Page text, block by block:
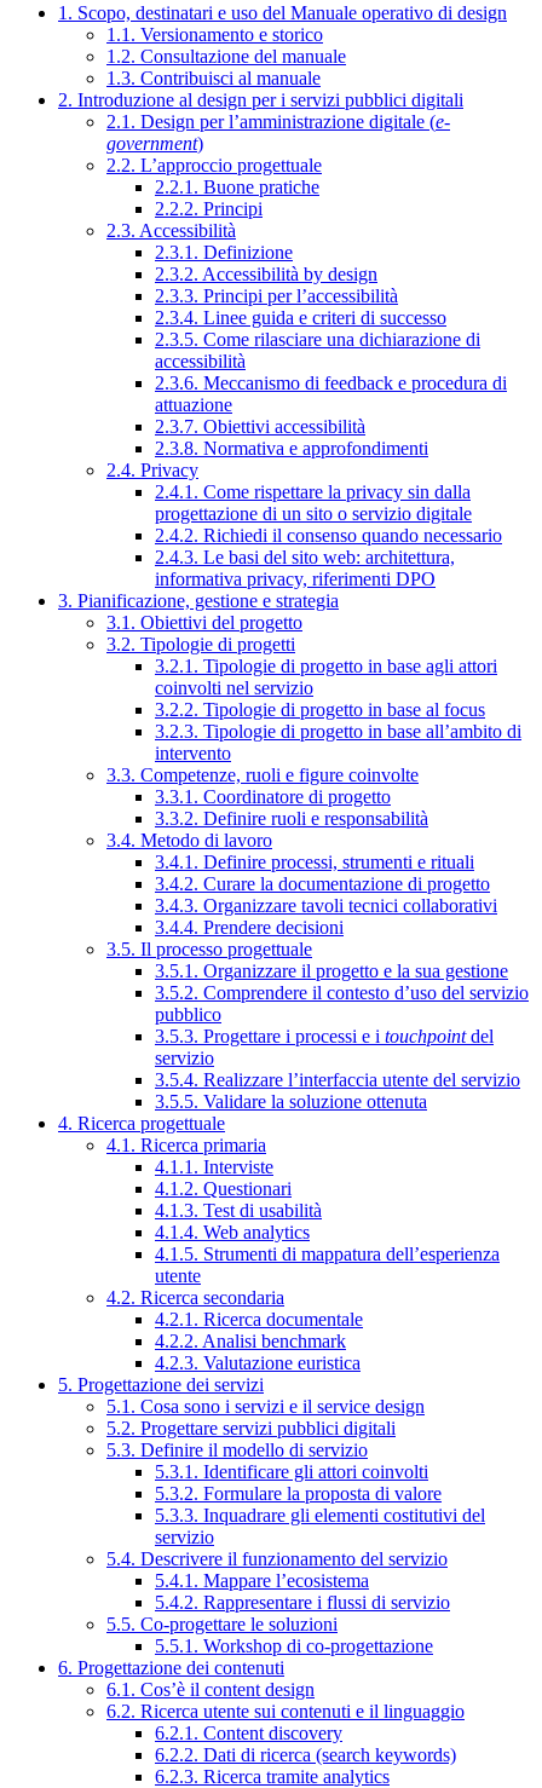
1. Scopo, destinatari e uso del Manuale operativo di design
1.1. Versionamento e storico
1.2. Consultazione del manuale
1.3. Contribuisci al manuale
2. Introduzione al design per i servizi pubblici digitali
2.1. Design per l’amministrazione digitale (e-
government)
2.2. L’approccio progettuale
2.2.1. Buone pratiche
2.2.2. Principi
2.3. Accessibilità
2.3.1. Definizione
2.3.2. Accessibilità by design
2.3.3. Principi per l’accessibilità
2.3.4. Linee guida e criteri di successo
2.3.5. Come rilasciare una dichiarazione di
accessibilità
2.3.6. Meccanismo di feedback e procedura di
attuazione
2.3.7. Obiettivi accessibilità
2.3.8. Normativa e approfondimenti
2.4. Privacy
2.4.1. Come rispettare la privacy sin dalla
progettazione di un sito o servizio digitale
2.4.2. Richiedi il consenso quando necessario
2.4.3. Le basi del sito web: architettura,
informativa privacy, riferimenti DPO
3. Pianificazione, gestione e strategia
3.1. Obiettivi del progetto
3.2. Tipologie di progetti
3.2.1. Tipologie di progetto in base agli attori
coinvolti nel servizio
3.2.2. Tipologie di progetto in base al focus
3.2.3. Tipologie di progetto in base all’ambito di
intervento
3.3. Competenze, ruoli e figure coinvolte
3.3.1. Coordinatore di progetto
3.3.2. Definire ruoli e responsabilità
3.4. Metodo di lavoro
3.4.1. Definire processi, strumenti e rituali
3.4.2. Curare la documentazione di progetto
3.4.3. Organizzare tavoli tecnici collaborativi
3.4.4. Prendere decisioni
3.5. Il processo progettuale
3.5.1. Organizzare il progetto e la sua gestione
3.5.2. Comprendere il contesto d’uso del servizio
pubblico
3.5.3. Progettare i processi e i touchpointdel
servizio
3.5.4. Realizzare l’interfaccia utente del servizio
3.5.5. Validare la soluzione ottenuta
4. Ricerca progettuale
4.1. Ricerca primaria
4.1.1. Interviste
4.1.2. Questionari
4.1.3. Test di usabilità
4.1.4. Web analytics
4.1.5. Strumenti di mappatura dell’esperienza
utente
4.2. Ricerca secondaria
4.2.1. Ricerca documentale
4.2.2. Analisi benchmark
4.2.3. Valutazione euristica
5. Progettazione dei servizi
5.1. Cosa sono i servizi e il service design
5.2. Progettare servizi pubblici digitali
5.3. Definire il modello di servizio
5.3.1. Identificare gli attori coinvolti
5.3.2. Formulare la proposta di valore
5.3.3. Inquadrare gli elementi costitutivi del
servizio
5.4. Descrivere il funzionamento del servizio
5.4.1. Mappare l’ecosistema
5.4.2. Rappresentare i flussi di servizio
5.5. Co-progettare le soluzioni
5.5.1. Workshop di co-progettazione
6. Progettazione dei contenuti
6.1. Cos’è il content design
6.2. Ricerca utente sui contenuti e il linguaggio
6.2.1. Content discovery
6.2.2. Dati di ricerca (search keywords)
6.2.3. Ricerca tramite analytics